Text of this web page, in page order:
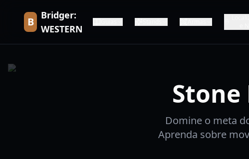
B
Bridger:
WESTERN
Stone
Domine o meta
Aprenda sobre